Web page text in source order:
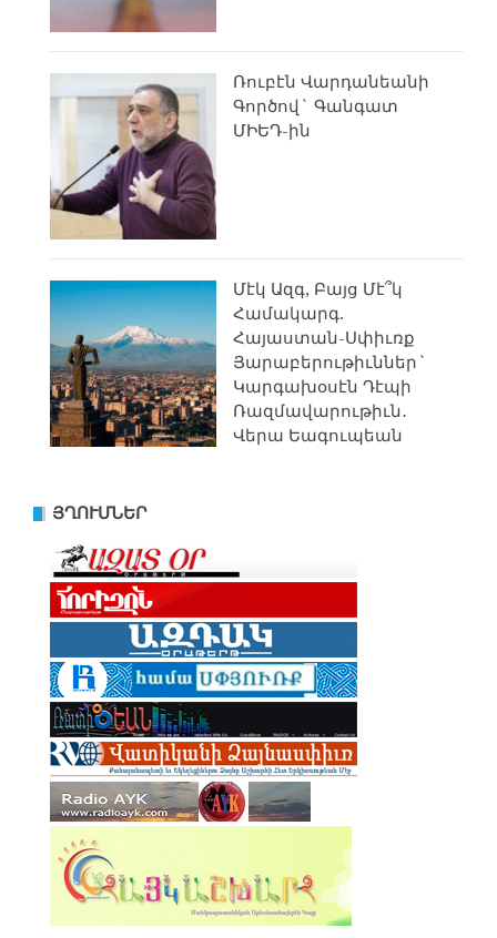
Ռուբէն Վարդանեանի
Գործով` Գանգատ
ՄԻԵԴ-ին
Մէկ Ազգ, Բայց Մէ՞կ
Համակարգ.
Հայաստան-Սփիւռք
Յարաբերութիւններ`
Կարգախօսէն Դէպի
Ռազմավարութիւն․
Վերա Եագուպեան
ՅՂՈՒՄՆԵՐ